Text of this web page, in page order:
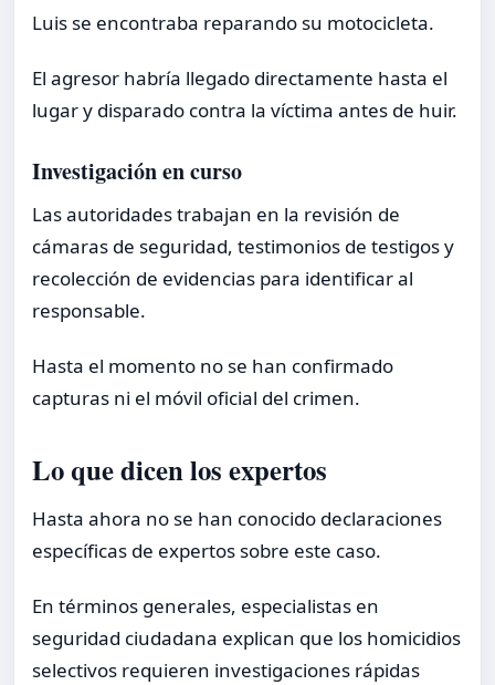
Luis se encontraba reparando su motocicleta.
El agresor habría llegado directamente hasta el
lugar y disparado contra la víctima antes de huir.
Investigación en curso
Las autoridades trabajan en la revisión de
cámaras de seguridad, testimonios de testigos y
recolección de evidencias para identificar al
responsable.
Hasta el momento no se han confirmado
capturas ni el móvil oficial del crimen.
Lo que dicen los expertos
Hasta ahora no se han conocido declaraciones
específicas de expertos sobre este caso.
En términos generales, especialistas en
seguridad ciudadana explican que los homicidios
selectivos requieren investigaciones rápidas